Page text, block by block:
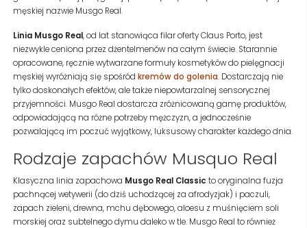
męskiej nazwie Musgo Real.
Linia Musgo Real, od lat stanowiąca filar oferty Claus Porto, jest
niezwykle ceniona przez dżentelmenów na całym świecie. Starannie
opracowane, ręcznie wytwarzane formuły kosmetyków do pielęgnacji
męskiej wyróżniają się spośród kremów do golenia. Dostarczają nie
tylko doskonałych efektów, ale także niepowtarzalnej sensorycznej
przyjemności. Musgo Real dostarcza zróżnicowaną gamę produktów,
odpowiadającą na różne potrzeby mężczyzn, a jednocześnie
pozwalającą im poczuć wyjątkowy, luksusowy charakter każdego dnia.
Rodzaje zapachów Musquo Real
Klasyczna linia zapachowa Musgo Real Classic to oryginalna fuzja
pachnącej wetywerii (do dziś uchodzącej za afrodyzjak) i paczuli,
zapach zieleni, drewna, mchu dębowego, aloesu z muśnięciem soli
morskiej oraz subtelnego dymu daleko w tle. Musgo Real to również